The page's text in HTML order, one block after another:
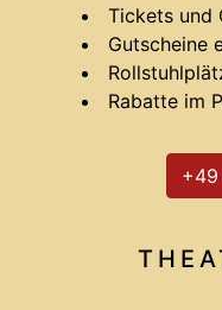
Tickets und
Gutscheine
Rabatte im
+49